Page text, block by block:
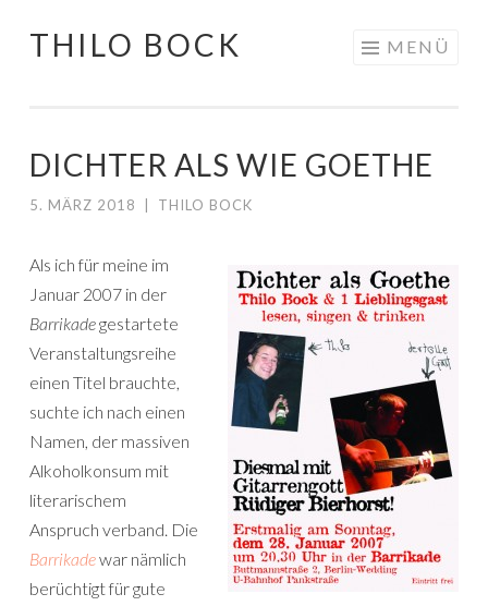
Springe
THILO BOCK MENÜ
DICHTER ALS WIE GOETHE
5. MÄRZ 2018 THILO BOCK
Als ich für meine im
Januar 2007 in der
Barrikadegestartete
Veranstaltungsreihe
einen Titel brauchte,
suchte ich nach einen
Namen, der massiven
Alkoholkonsum mit
literarischem
Anspruch verband. Die
Barrikadewar nämlich
berüchtigt für gute